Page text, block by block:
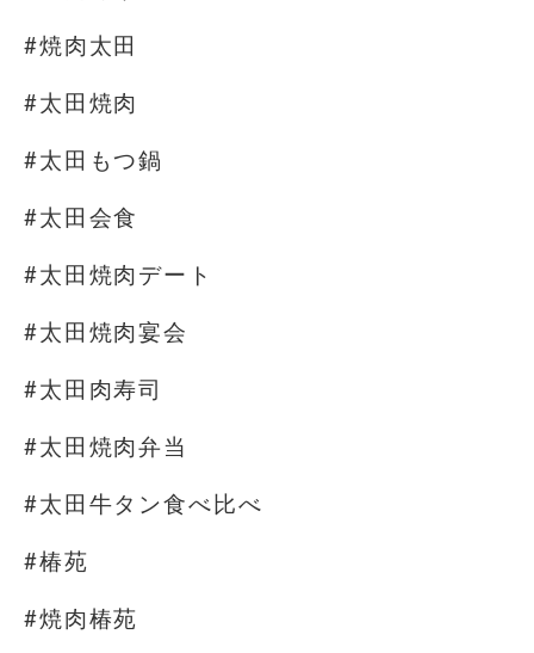
#焼肉太田
#太田焼肉
#太田もつ鍋
#太田会食
#太田焼肉デート
#太田焼肉宴会
#太田肉寿司
#太田焼肉弁当
#太田牛タン食べ比べ
#椿苑
#焼肉椿苑